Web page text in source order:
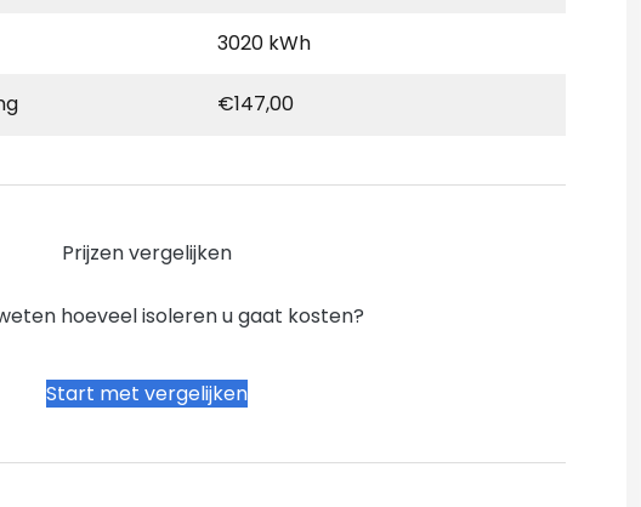
3020 kWh
€147,00
Prijzen vergelijken
hoeveel isoleren u gaat kosten?
Start met vergelijken